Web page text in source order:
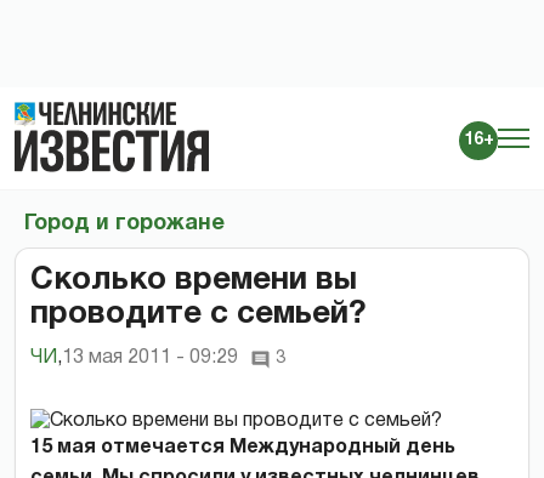
16+
Город и горожане
Сколько времени вы
проводите с семьей?
ЧИ , 13 мая 2011 - 09:29 3
15 мая отмечается Международный день